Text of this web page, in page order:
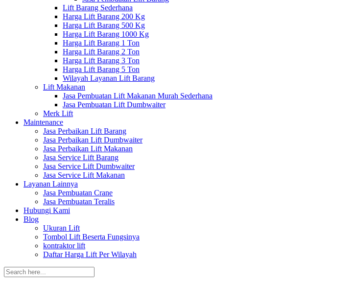
Lift Barang Sederhana
Harga Lift Barang 200 Kg
Harga Lift Barang 500 Kg
Harga Lift Barang 1000 Kg
Harga Lift Barang 1 Ton
Harga Lift Barang 2 Ton
Harga Lift Barang 3 Ton
Harga Lift Barang 5 Ton
Wilayah Layanan Lift Barang
Lift Makanan
Jasa Pembuatan Lift Makanan Murah Sederhana
Jasa Pembuatan Lift Dumbwaiter
Merk Lift
Maintenance
Jasa Perbaikan Lift Barang
Jasa Perbaikan Lift Dumbwaiter
Jasa Perbaikan Lift Makanan
Jasa Service Lift Barang
Jasa Service Lift Dumbwaiter
Jasa Service Lift Makanan
Layanan Lainnya
Jasa Pembuatan Crane
Jasa Pembuatan Teralis
Hubungi Kami
Blog
Ukuran Lift
Tombol Lift Beserta Fungsinya
kontraktor lift
Daftar Harga Lift Per Wilayah